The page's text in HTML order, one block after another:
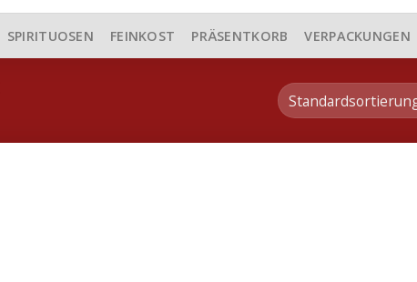
SPIRITUOSEN FEINKOST PRÄSENTKORB VERPACKUNGEN